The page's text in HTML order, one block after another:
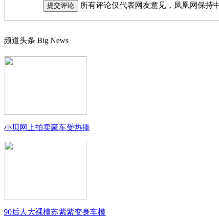
所有评论仅代表网友意见，凤凰网保持
频道头条 Big News
小贝网上拍卖豪车受热捧
90后人大裸模苏紫紫变身车模